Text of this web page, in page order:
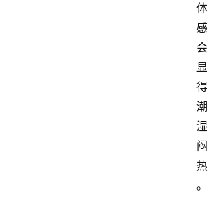
体
感
会
显
得
潮
湿
闷
热
。